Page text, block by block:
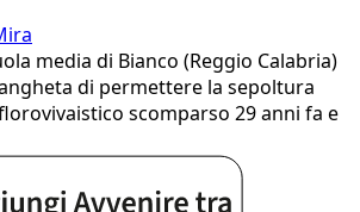
media di Bianco (Reggio Calabria)
di permettere la sepoltura
scomparso 29 anni fa e